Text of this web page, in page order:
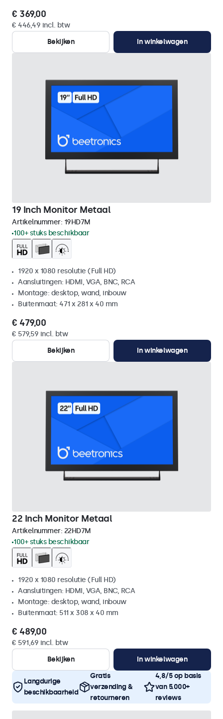
€ 369,00
€ 446,49 incl. btw
Bekijken
In winkelwagen
19 Inch Monitor Metaal
Artikelnummer: 19HD7M
100+ stuks beschikbaar
1920 x 1080 resolutie (Full HD)
Aansluitingen: HDMI, VGA, BNC, RCA
Montage: desktop, wand, inbouw
Buitenmaat: 471 x 281 x 40 mm
€ 479,00
€ 579,59 incl. btw
Bekijken
In winkelwagen
22 Inch Monitor Metaal
Artikelnummer: 22HD7M
100+ stuks beschikbaar
1920 x 1080 resolutie (Full HD)
Aansluitingen: HDMI, VGA, BNC, RCA
Montage: desktop, wand, inbouw
Buitenmaat: 511 x 308 x 40 mm
€ 489,00
€ 591,69 incl. btw
Bekijken
In winkelwagen
Langdurige
beschikbaarheid
Gratis
verzending &
retourneren
4,8/5 op basis
van 5.000+
reviews